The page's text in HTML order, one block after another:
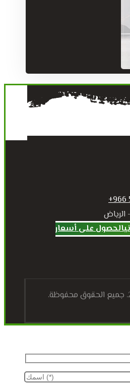
الرياض
الحصول على أسعار